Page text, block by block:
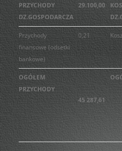
PRZYCHODY
DZ.GOSPODARCZA
29.100,00
Przychody
finansowe (odsetki
bankowe)
0,21
OGÓŁEM
PRZYCHODY
45 287,61